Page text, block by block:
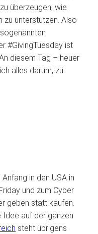
überzeugen, wie
zu unterstützen. Also
#GivingTuesday ist
diesem Tag – heuer
alles darum, zu
in den USA in
und zum Cyber
geben statt kaufen.
auf der ganzen
steht übrigens